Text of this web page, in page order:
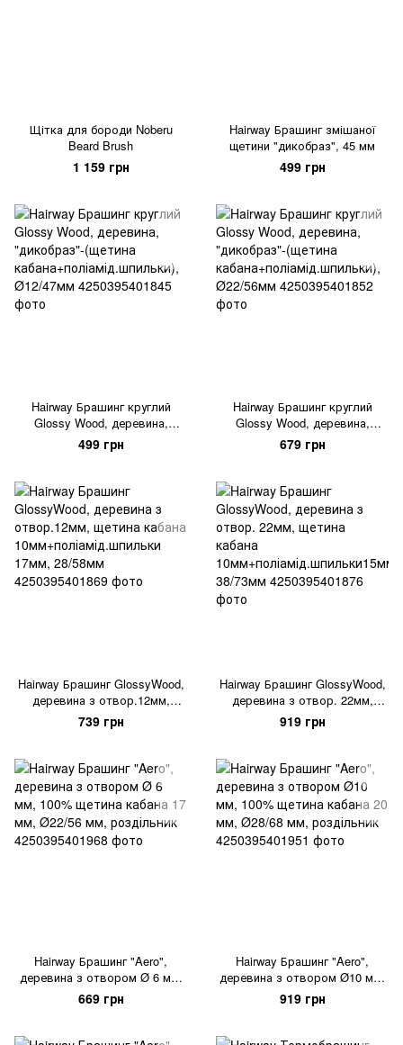
Щітка для бороди Noberu
Beard Brush
1 159 грн
Hairway Брашинг змішаної
щетини "дикобраз", 45 мм
499 грн
Hairway Брашинг круглий
Glossy Wood, деревина,
"дикобраз"-(щетина
кабана+поліамід.шпильки),
499 грн
Hairway Брашинг круглий
Glossy Wood, деревина,
"дикобраз"-(щетина
кабана+поліамід.шпильки),
679 грн
Hairway Брашинг GlossyWood,
деревина з отвор.12мм,
щетина кабана
10мм+поліамід.шпильки 17мм,
739 грн
Hairway Брашинг GlossyWood,
деревина з отвор. 22мм,
щетина кабана
10мм+поліамід.шпильки15мм,
919 грн
Hairway Брашинг "Aero",
деревина з отвором Ø 6 мм,
100% щетина кабана 17 мм,
Ø22/56 мм, роздільник
669 грн
Hairway Брашинг "Aero",
деревина з отвором Ø10 мм,
100% щетина кабана 20 мм,
Ø28/68 мм, роздільник
919 грн